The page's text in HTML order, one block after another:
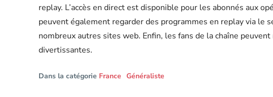
replay. L’accès en direct est disponible pour les abonnés aux
peuvent également regarder des programmes en replay via le
nombreux autres sites web. Enfin, les fans de la chaîne
divertissantes.
Dans la catégorie France Généraliste